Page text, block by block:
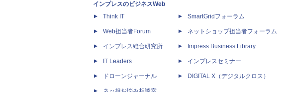
インプレスのビジネスWeb
Think IT
Web担当者Forum
インプレス総合研究所
IT Leaders
ドローンジャーナル
SmartGridフォーラム
ネットショップ担当者フォーラム
Impress Business Library
インプレスセミナー
DIGITAL X（デジタルクロス）